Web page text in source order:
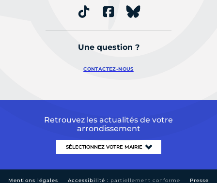
Une question ?
CONTACTEZ-NOUS
Retrouvez les actualités de votre
arrondissement
Mentions légales Accessibilité : partiellement conforme Presse